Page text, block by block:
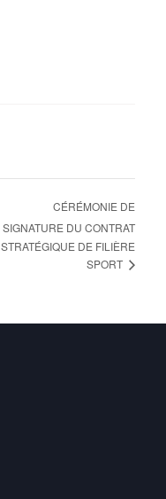
CÉRÉMONIE DE
SIGNATURE DU CONTRAT
STRATÉGIQUE DE FILIÈRE
SPORT